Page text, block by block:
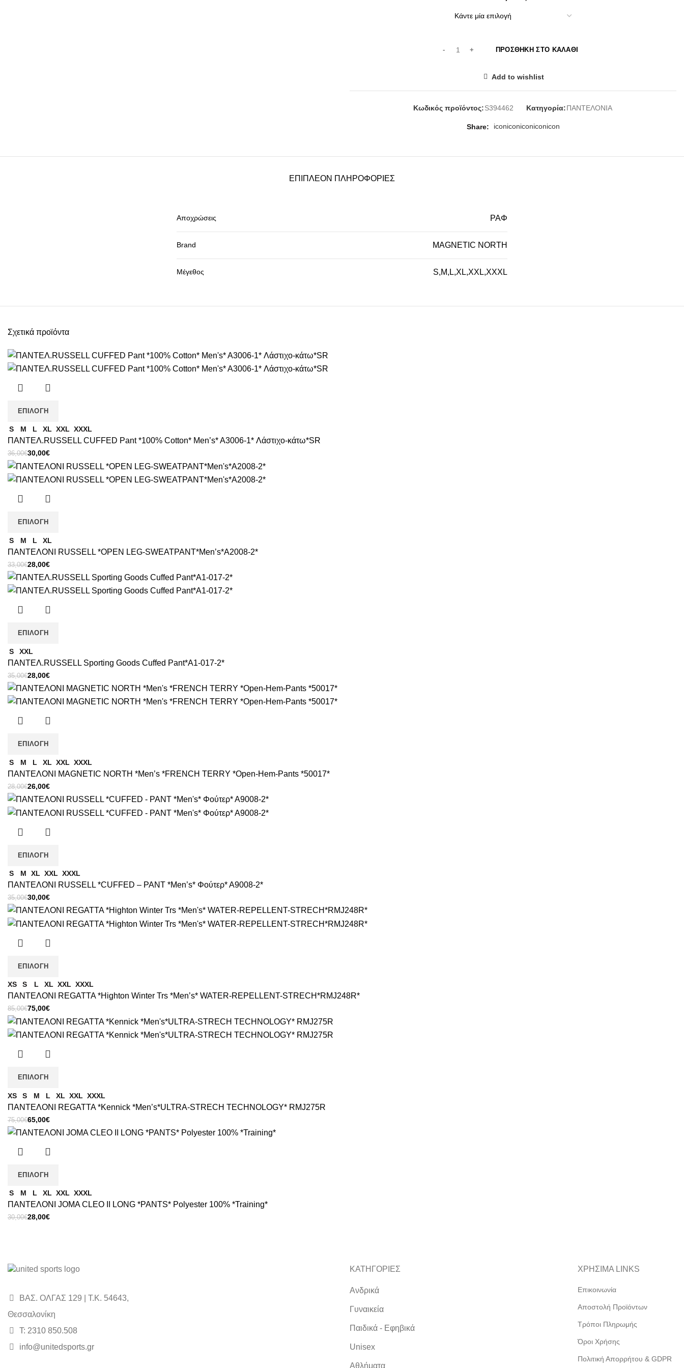
ΠΡΟΣΘΉΚΗ ΣΤΟ ΚΑΛΆΘΙ
Add to wishlist
Κωδικός προϊόντος:S394462 Κατηγορία:ΠΑΝΤΕΛΟΝΙΑ
Share iconiconiconiconicon
ΕΠΙΠΛΈΟΝ ΠΛΗΡΟΦΟΡΊΕΣ
Αποχρώσεις ΡΑΦ
Brand MAGNETIC NORTH
Μέγεθος S,M, L,XL,XXL,XXXL
Σχετικά προϊόντα
ΕΠΙΛΟΓΉ
S M L XL XXL XXXL
ΠΑΝΤΕΛ.RUSSELL CUFFED Pant *100% Cotton* Men’s* A3006-1* Λάστιχο-κάτω*SR
36,00€Original
price
36,00€.
30,00€Η
τρέχουσα
είναι:
30,00€.
ΕΠΙΛΟΓΉ
S M L XL
ΠΑΝΤΕΛΟΝΙ RUSSELL *OPEN LEG-SWEATPANT*Men’s*A2008-2*
33,00€Original
price
28,00€Η
τρέχουσα
28,00€.
ΕΠΙΛΟΓΉ
S XXL
ΠΑΝΤΕΛ.RUSSELL Sporting Goods Cuffed Pant*A1-017-2*
35,00€Original
price
28,00€Η
τρέχουσα
28,00€.
ΕΠΙΛΟΓΉ
S M L XL XXL XXXL
ΠΑΝΤΕΛΟΝΙ MAGNETIC NORTH *Men’s *FRENCH TERRY *Open-Hem-Pants *50017*
28,00€Original
price
28,00€.
26,00€Η
τρέχουσα
είναι:
26,00€.
ΕΠΙΛΟΓΉ
S M XL XXL XXXL
ΠΑΝΤΕΛΟΝΙ RUSSELL *CUFFED – PANT *Men’s* Φούτερ* Α9008-2*
35,00€Original
price
35,00€.
30,00€Η
τρέχουσα
είναι:
30,00€.
ΕΠΙΛΟΓΉ
XS S L XL XXL XXXL
ΠΑΝΤΕΛΟΝΙ REGATTA *Highton Winter Trs *Men’s* WATER-REPELLENT-STRECH*RMJ248R*
85,00€Original
price
85,00€.
75,00€Η
τρέχουσα
είναι:
75,00€.
ΕΠΙΛΟΓΉ
XS S M L XL XXL XXXL
ΠΑΝΤΕΛΟΝΙ REGATTA *Kennick *Men’s*ULTRA-STRECH TECHNOLOGY* RMJ275R
75,00€Original
price
75,00€.
65,00€Η
τρέχουσα
ΕΠΙΛΟΓΉ
S M L XL XXL XXXL
ΠΑΝΤΕΛΟΝΙ JOMA CLEO II LONG *PANTS* Polyester 100% *Training*
30,00€Original
28,00€Η
ΒΑΣ. ΟΛΓΑΣ 129 | Τ.Κ. 54643,
Θεσσαλονίκη
Τ: 2310 850.508
info@unitedsports.gr
ΚΑΤΗΓΟΡΙΕΣ
Ανδρικά
Γυναικεία
Παιδικά - Εφηβικά
Unisex
Αθλήματα
ΧΡΗΣΙΜΑ LINKS
Επικοινωνία
Αποστολή Προϊόντων
Τρόποι Πληρωμής
Όροι Χρήσης
Πολιτική Απορρήτου & GDPR